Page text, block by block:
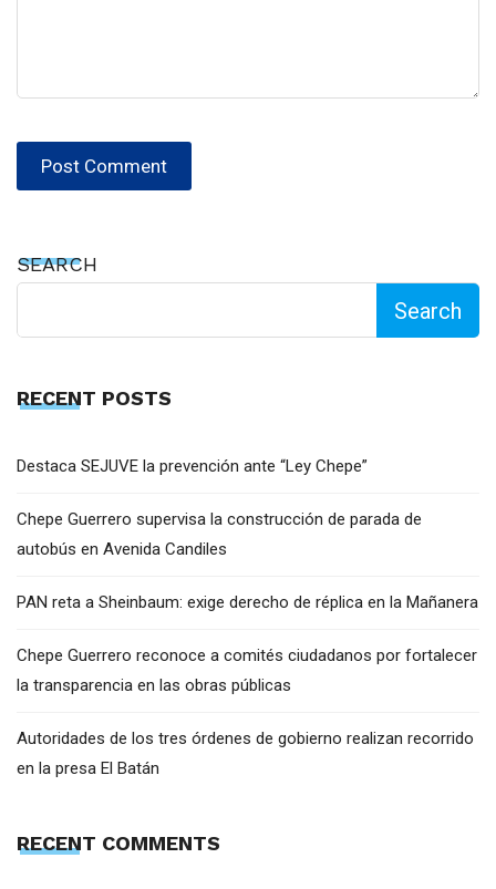
SEARCH
Search
RECENT POSTS
Destaca SEJUVE la prevención ante “Ley Chepe”
Chepe Guerrero supervisa la construcción de parada de
autobús en Avenida Candiles
PAN reta a Sheinbaum: exige derecho de réplica en la Mañanera
Chepe Guerrero reconoce a comités ciudadanos por fortalecer
la transparencia en las obras públicas
Autoridades de los tres órdenes de gobierno realizan recorrido
en la presa El Batán
RECENT COMMENTS